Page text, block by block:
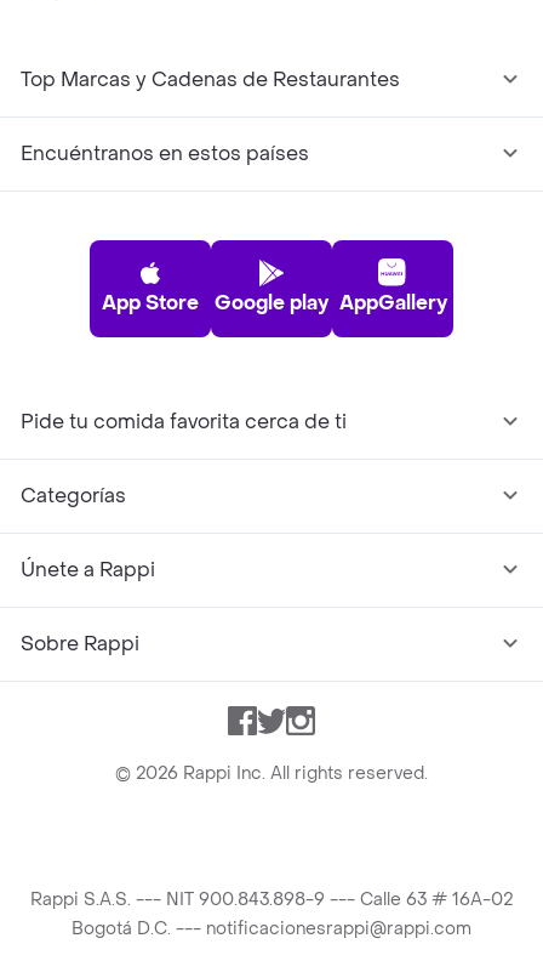
Top Marcas y Cadenas de Restaurantes
Encuéntranos en estos países
App Store Google play AppGallery
Pide tu comida favorita cerca de ti
Categorías
Únete a Rappi
Sobre Rappi
Facebook
TwitterInstagram
© 2026 Rappi Inc. All rights reserved.
Rappi S.A.S. --- NIT 900.843.898-9 --- Calle 63 # 16A-02
Bogotá D.C. --- notificacionesrappi@rappi.com